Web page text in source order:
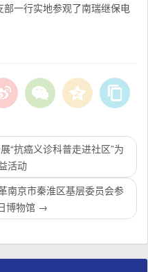
一行实地参观了南瑞继保电
“抗癌义诊科普走进社区”为
活动
南京市秦淮区基层委员会参
博物馆 →